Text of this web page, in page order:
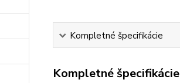
Kompletné špecifikácie
Kompletné špecifikácie